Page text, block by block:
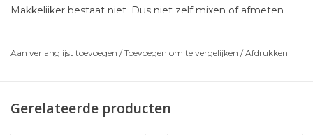
Makkelijker bestaat niet. Dus niet zelf mixen of afmeten.
MCG Grondeermiddel (voorstrijk)
Aan verlanglijst toevoegen /Toevoegen om te vergelijken /Afdrukken
Gerelateerde producten